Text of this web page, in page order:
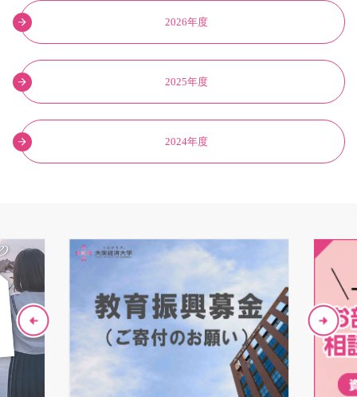
2026年度
2025年度
2024年度